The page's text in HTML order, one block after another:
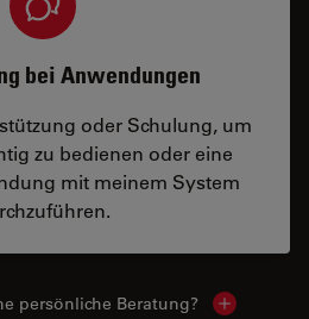
bei Anwendungen
oder Schulung, um
zu bedienen oder eine
mit meinem System
persönliche Beratung? Show